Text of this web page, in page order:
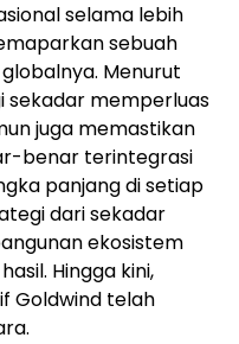
selama lebih
sebuah
Menurut
sekadar memperluas
juga memastikan
benar terintegrasi
panjang di setiap
dari sekadar
ekosistem
Hingga kini,
Goldwind telah